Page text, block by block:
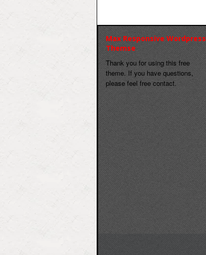
Max Responsive Wordpress
Themse
Thank you for using this free
theme. If you have questions,
please feel free contact.